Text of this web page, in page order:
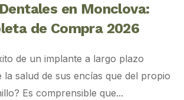
en Monclova:
de Compra 2026
de un implante a largo plazo
la salud de sus encías que del propio
Es comprensible que...